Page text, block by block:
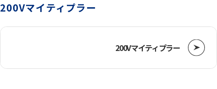
投光機
200Vマイティプラー
200Vマイティプラー